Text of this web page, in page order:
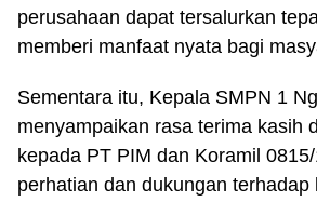
perusahaan dapat tersalurkan
memberi manfaat nyata bagi
Sementara itu, Kepala SMPN 1
menyampaikan rasa terima kasih
kepada PT PIM dan Koramil
perhatian dan dukungan terhadap